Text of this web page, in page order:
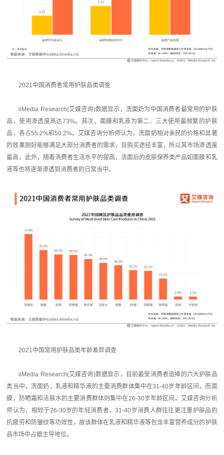
2021中国消费者常用护肤品类调查
iiMedia Research(艾媒咨询)数据显示，洗面奶为中国消费者最常用的护肤
品，使用渗透度高达73%。其次，面膜和乳液为第二、三大使用最频繁的护肤
品，各占55.2%和50.2%。艾媒咨询分析师认为，洗面奶相对亲民的价格和显著
的效果刚好能够满足大部分消费者的需求，且购买途径丰富，所以其市场渗透度
最高。此外，随着消费者生活水平的提高，洁面后的皮肤保养类产品如面膜和乳
液等也将逐渐渗透到消费者的日常当中。
2021中国常用护肤品类年龄差异调查
iiMedia Research(艾媒咨询)数据显示，目前最受消费者追捧的六大护肤品
类当中，洗面奶，乳液和精华液的主要消费群体集中在31-40岁年龄区间，而面
膜，防晒霜和活肤水的主要消费群体则集中在26-30岁年龄区间。艾媒咨询分析
师认为，相较于26-30岁的年轻消费者，31-40岁消费人群往往更注重护肤品的
抗疲劳和防皱纹等功效性，故该群体在乳液和精华液等包含丰富营养成分的护肤
品市场中占据主导地位。